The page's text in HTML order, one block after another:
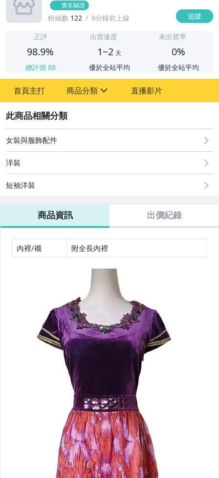
實名驗證
粉絲數 122 9分鐘前上線 追蹤
正評
98.9%
總評價 88
出貨速度
1~2 天
優於全站平均
未出貨率
0%
優於全站平均
首頁主打 商品分類
嬰幼兒與孕婦
寵物用品與水族
男性精品與服飾
美容保養與彩妝
女包精品與女鞋
電腦、平板與周邊
直播影片
女裝與服飾配件
洋裝
短袖洋裝
商品資訊 出價紀錄
內裡/襯 附全長內裡